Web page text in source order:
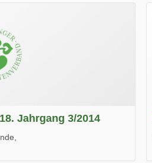
Jahrgang 3/2014